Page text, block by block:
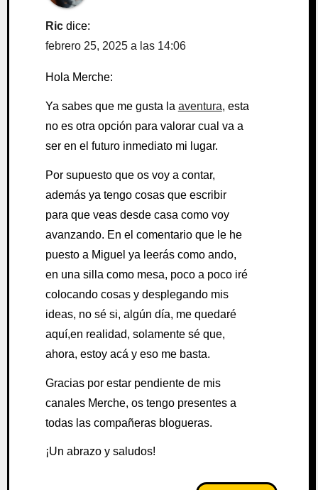
Ric dice:
febrero 25, 2025 a las 14:06
Hola Merche:
Ya sabes que me gusta la aventura, esta
no es otra opción para valorar cual va a
ser en el futuro inmediato mi lugar.
Por supuesto que os voy a contar,
además ya tengo cosas que escribir
para que veas desde casa como voy
avanzando. En el comentario que le he
puesto a Miguel ya leerás como ando,
en una silla como mesa, poco a poco iré
colocando cosas y desplegando mis
ideas, no sé si, algún día, me quedaré
aquí,en realidad, solamente sé que,
ahora, estoy acá y eso me basta.
Gracias por estar pendiente de mis
canales Merche, os tengo presentes a
todas las compañeras blogueras.
¡Un abrazo y saludos!